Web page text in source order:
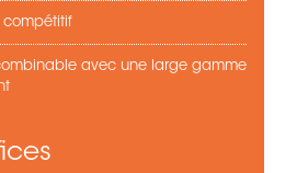
compétitif
avec une large gamme